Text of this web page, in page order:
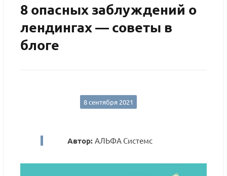
8 опасных заблуждений о
лендингах — советы в
блоге
8 сентября 2021
Автор: АЛЬФА Системс